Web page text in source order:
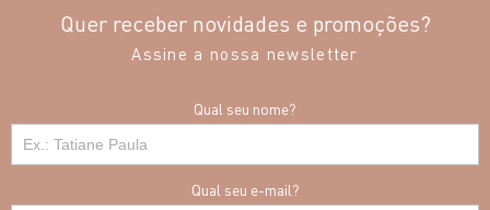
Quer receber novidades e promoções?
Assine a nossa newsletter
Qual seu nome?
Qual seu e-mail?